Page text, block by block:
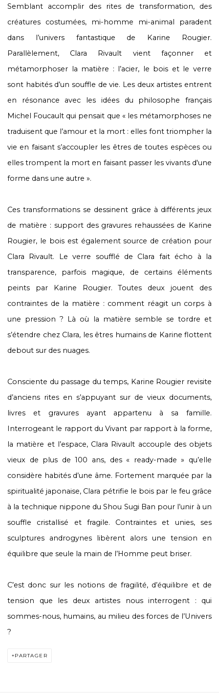
Semblant accomplir des rites de transformation, des
créatures costumées, mi-homme mi-animal paradent
dans l’univers fantastique de Karine Rougier.
Parallèlement, Clara Rivault vient façonner et
métamorphoser la matière : l’acier, le bois et le verre
sont habités d’un souffle de vie. Les deux artistes entrent
en résonance avec les idées du philosophe français
Michel Foucault qui pensait que « les métamorphoses ne
traduisent que l’amour et la mort : elles font triompher la
vie en faisant s’accoupler les êtres de toutes espèces ou
elles trompent la mort en faisant passer les vivants d'une
forme dans une autre ».
Ces transformations se dessinent grâce à différents jeux
de matière : support des gravures rehaussées de Karine
Rougier, le bois est également source de création pour
Clara Rivault. Le verre soufflé de Clara fait écho à la
transparence, parfois magique, de certains éléments
peints par Karine Rougier. Toutes deux jouent des
contraintes de la matière : comment réagit un corps à
une pression ? Là où la matière semble se tordre et
s’étendre chez Clara, les êtres humains de Karine flottent
debout sur des nuages.
Consciente du passage du temps, Karine Rougier revisite
d’anciens rites en s’appuyant sur de vieux documents,
livres et gravures ayant appartenu à sa famille.
Interrogeant le rapport du Vivant par rapport à la forme,
la matière et l’espace, Clara Rivault accouple des objets
vieux de plus de 100 ans, des « ready-made » qu’elle
considère habités d’une âme. Fortement marquée par la
spiritualité japonaise, Clara pétrifie le bois par le feu grâce
à la technique nippone du Shou Sugi Ban pour l’unir à un
souffle cristallisé et fragile. Contraintes et unies, ses
sculptures androgynes libèrent alors une tension en
équilibre que seule la main de l’Homme peut briser.
C’est donc sur les notions de fragilité, d’équilibre et de
tension que les deux artistes nous interrogent : qui
sommes-nous, humains, au milieu des forces de l’Univers
?
PARTAGER